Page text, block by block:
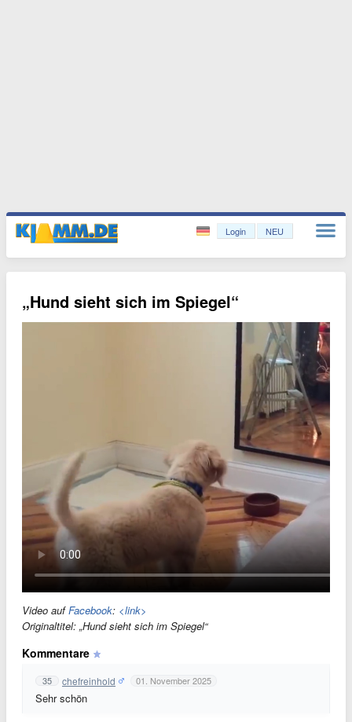
Login NEU
„Hund sieht sich im Spiegel“
Video aufFacebook: <link>
Originaltitel: „Hund sieht sich im Spiegel“
Kommentare
35 chefreinhold 01. November 2025
Sehr schön